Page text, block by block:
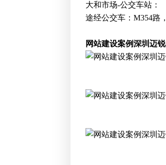
大和市场-公交车站：
途经公交车：M354路
网站建设案例深圳 迈